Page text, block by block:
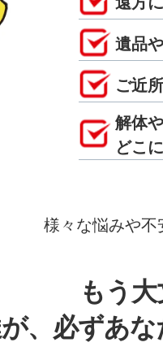
遺品
ご近
解体
どこ
様々な悩みや不
もう大
、必ずあな